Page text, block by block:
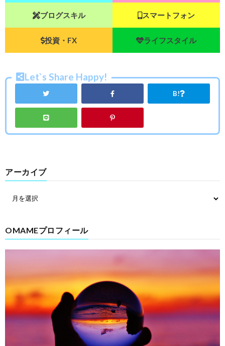
ブログスキル スマートフォン
投資・FX ライフスタイル
Let`s Share Happy!
B!
アーカイブ
OMAMEプロフィール